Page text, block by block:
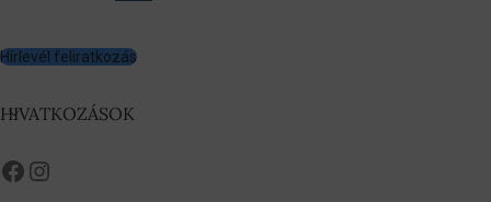
Hírlevél feliratkozás
HIVATKOZÁSOK